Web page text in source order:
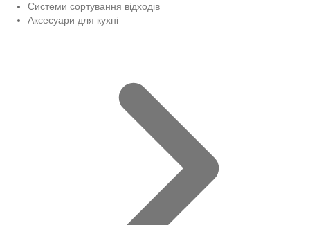
Системи сортування відходів
Аксесуари для кухні